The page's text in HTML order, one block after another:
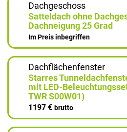
Dachgeschoss
Satteldach ohne
Dachneigung 25 Grad
Im Preis inbegriffen
Dachflächenfenster
Starres
mit LED-
TWR S00W01)
1197 € brutto